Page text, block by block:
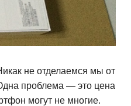
не отделаемся мы от
проблема — это цена
могут не многие.